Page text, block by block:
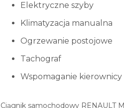
Elektryczne szyby
Klimatyzacja manualna
Ogrzewanie postojowe
Tachograf
Wspomaganie kierownicy
Ciągnik samochodowy RENAULT